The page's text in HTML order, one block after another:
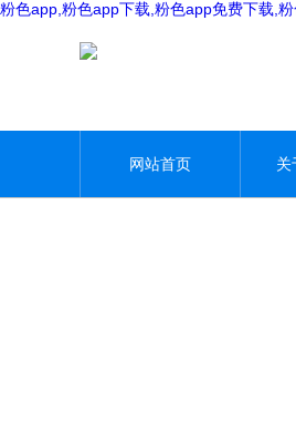
粉色app,粉色app下载,粉色app免费下载,
网站首页 关